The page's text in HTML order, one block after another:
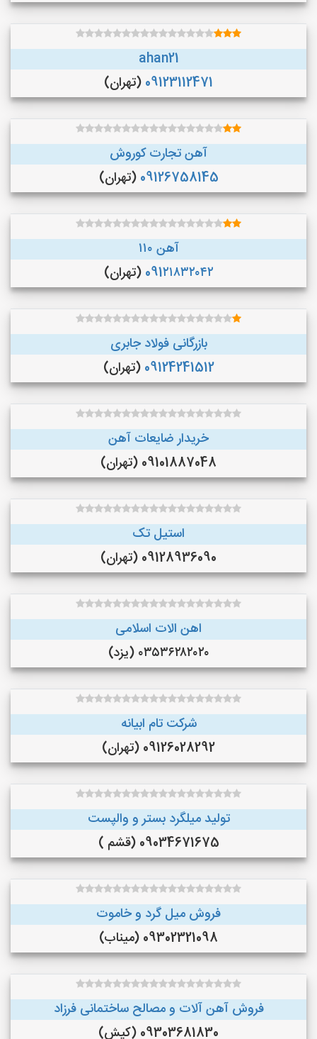
ahan21
09123112471 (تهران)
آهن تجارت کوروش
09126758145 (تهران)
آهن ۱۱۰
091۲۱۸۳۲۰۴۲ (تهران)
بازرگانی فولاد جابری
09124241512 (تهران)
خریدار ضایعات آهن
09101887048 (تهران)
استیل تک
09128936090 (تهران)
اهن الات اسلامی
۰۳۵۳۶۲۸۲۰۲۰ (یزد)
شرکت تام ابیانه
09126028292 (تهران)
تولید میلگرد بستر و والپست
09034671675 (قشم )
فروش میل گرد و خاموت
09302321098 (میناب)
فروش آهن آلات و مصالح ساختمانی فرزاد
09303681830 (کیش)